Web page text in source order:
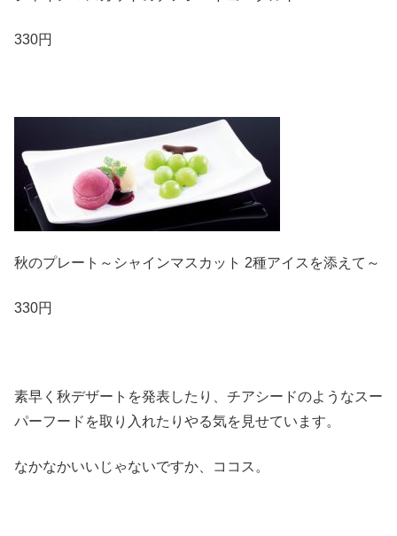
330円
秋のプレート～シャインマスカット 2種アイスを添えて～
330円
素早く秋デザートを発表したり、チアシードのようなスー
パーフードを取り入れたりやる気を見せています。
なかなかいいじゃないですか、ココス。